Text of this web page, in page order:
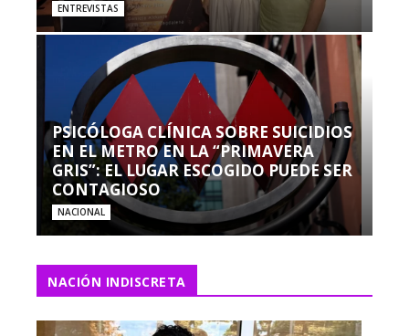
ENTREVISTAS
PSICÓLOGA CLÍNICA SOBRE SUICIDIOS
EN EL METRO EN LA “PRIMAVERA
GRIS”: EL LUGAR ESCOGIDO PUEDE SER
CONTAGIOSO
NACIONAL
NACIÓN INDISCRETA